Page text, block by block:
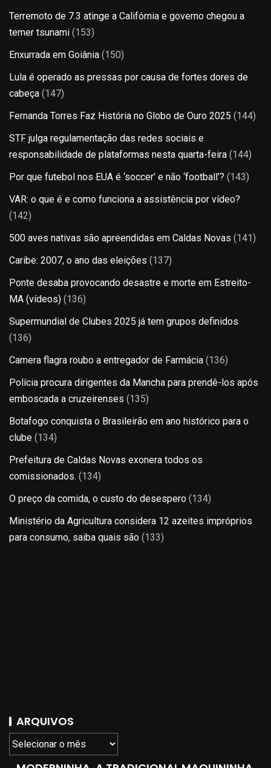
Terremoto de 7.3 atinge a Califórnia e governo chegou a
temer tsunami (153)
Enxurrada em Goiânia (150)
Lula é operado as pressas por causa de fortes dores de
cabeça (147)
Fernanda Torres Faz História no Globo de Ouro 2025 (144)
STF julga regulamentação das redes sociais e
responsabilidade de plataformas nesta quarta-feira (144)
Por que futebol nos EUA é ‘soccer’ e não ‘football’? (143)
VAR: o que é e como funciona a assistência por vídeo?
(142)
500 aves nativas são apreendidas em Caldas Novas (141)
Caribe: 2007, o ano das eleições (137)
Ponte desaba provocando desastre e morte em Estreito-
MA (vídeos) (136)
Supermundial de Clubes 2025 já tem grupos definidos
(136)
Camera flagra roubo a entregador de Farmácia (136)
Polícia procura dirigentes da Mancha para prendê-los após
emboscada a cruzeirenses (135)
Botafogo conquista o Brasileirão em ano histórico para o
clube (134)
Prefeitura de Caldas Novas exonera todos os
comissionados. (134)
O preço da comida, o custo do desespero (134)
Ministério da Agricultura considera 12 azeites impróprios
para consumo, saiba quais são (133)
ARQUIVOS